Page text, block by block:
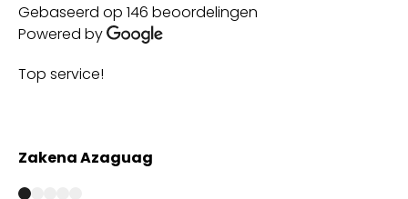
Gebaseerd op 146 beoordelingen
Powered by
Top service!
Zakena Azaguag